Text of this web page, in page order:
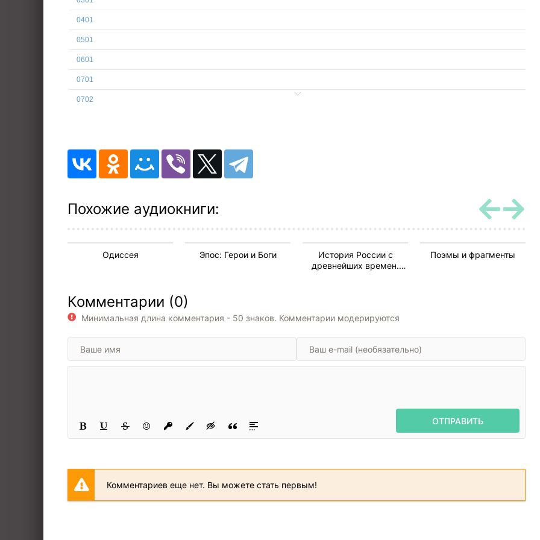
0401
0501
0601
0701
0702
1001
1101
1701
1901
2001
2302
2501
Похожие аудиокниги:
Одиссея Эпос: Герои и Боги
История России с
древнейших времен.
Поэмы и фрагменты
Комментарии (0)
Минимальная длина комментария - 50 знаков. Комментарии модерируются
ОТПРАВИТЬ
Комментариев еще нет. Вы можете стать первым!